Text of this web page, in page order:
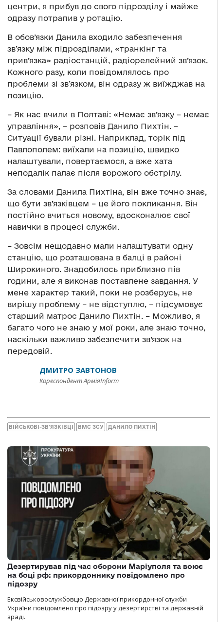
центри, я прибув до свого підрозділу і майже
одразу потрапив у ротацію.
В обов’язки Данила входило забезпечення
зв’язку між підрозділами, «транкінг та
прив’язка» радіостанцій, радіорелейний зв’язок.
Кожного разу, коли повідомлялось про
проблеми зі зв’язком, він одразу ж виїжджав на
позицію.
– Як нас вчили в Полтаві: «Немає зв’язку – немає
управління», – розповів Данило Пихтін. –
Ситуації бували різні. Наприклад, торік під
Павлополем: виїхали на позицію, швидко
налаштували, повертаємося, а вже хата
неподалік палає після ворожого обстрілу.
За словами Данила Пихтіна, він вже точно знає,
що бути зв’язківцем – це його покликання. Він
постійно вчиться новому, вдосконалює свої
навички в процесі служби.
– Зовсім нещодавно мали налаштувати одну
станцію, що розташована в балці в районі
Широкиного. Знадобилось приблизно пів
години, але я виконав поставлене завдання. У
мене характер такий, поки не розберусь, не
вирішу проблему – не відступлю, – підсумовує
старший матрос Данило Пихтін. – Можливо, я
багато чого не знаю у мої роки, але знаю точно,
наскільки важливо забезпечити зв’язок на
передовій.
ДМИТРО ЗАВТОНОВ
Кореспондент АрміяInform
ВІЙСЬКОВІ-ЗВ'ЯЗКІВЦІ ВМС ЗСУ ДАНИЛО ПИХТІН
Дезертирував під час оборони Маріуполя та воює
на боці рф: прикордоннику повідомлено про
підозру
Ексвійськовослужбовцю Державної прикордонної служби
України повідомлено про підозру у дезертирстві та державній
зраді.